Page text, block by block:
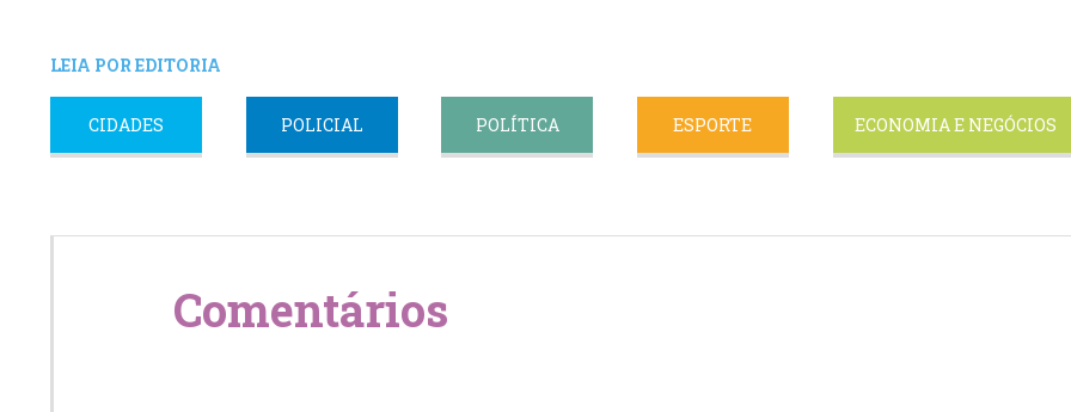
LEIA POR EDITORIA
CIDADES POLICIAL POLÍTICA ESPORTE ECONOMIA E NEGÓCIOS
Comentários